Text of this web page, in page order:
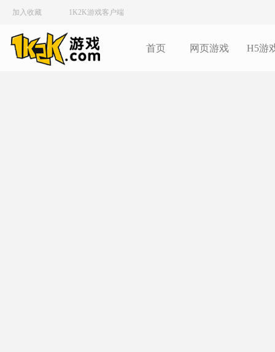
加入收藏 1K2K游戏客户端
首页 网页游戏 H5游